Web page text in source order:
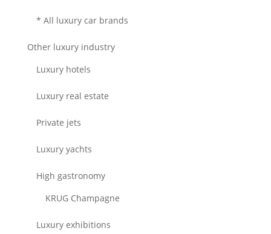
* All luxury car brands
Other luxury industry
Luxury hotels
Luxury real estate
Private jets
Luxury yachts
High gastronomy
KRUG Champagne
Luxury exhibitions